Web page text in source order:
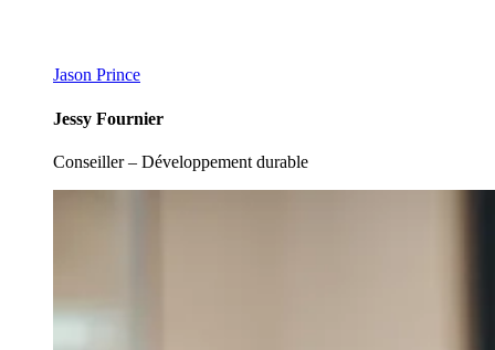
Jason Prince
Jessy Fournier
Conseiller – Développement durable